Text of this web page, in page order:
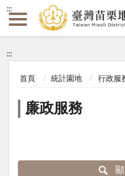
:::
:::
首頁 統計園地 行政服
廉政服務